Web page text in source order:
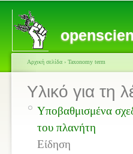
Αρχική σελίδα › Taxonomy term
Υλικό για τη
Υποβαθμισμένα
του πλανήτη
Είδηση